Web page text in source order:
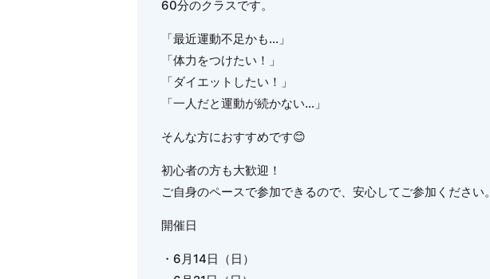
60分のクラスです。
「最近運動不足かも…」
「体力をつけたい！」
「ダイエットしたい！」
「一人だと運動が続かない…」
そんな方におすすめです😊
初心者の方も大歓迎！
ご自身のペースで参加できるので、安心してご参加ください。
開催日
・6月14日（日）